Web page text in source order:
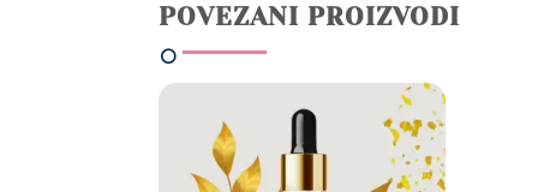
POVEZANI PROIZVODI